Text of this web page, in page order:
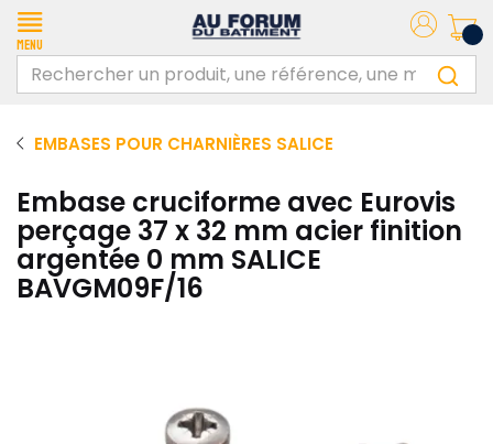
Menu
EMBASES POUR CHARNIÈRES SALICE
Embase cruciforme avec Eurovis
perçage 37 x 32 mm acier finition
argentée 0 mm SALICE
BAVGM09F/16